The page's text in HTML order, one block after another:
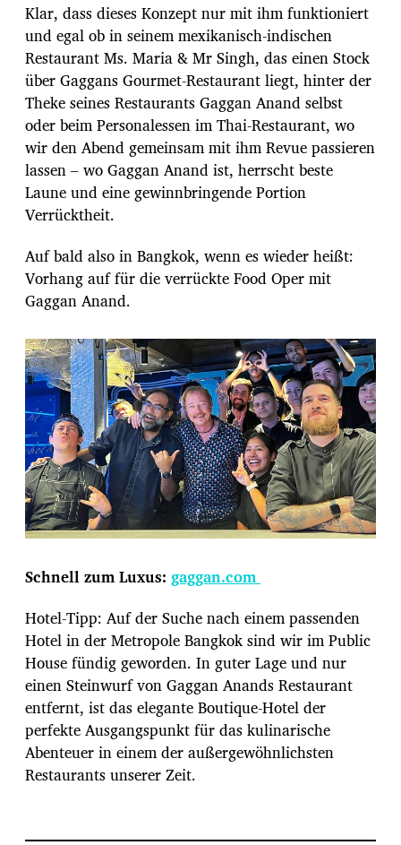
Klar, dass dieses Konzept nur mit ihm funktioniert
und egal ob in seinem mexikanisch-indischen
Restaurant Ms. Maria & Mr Singh, das einen Stock
über Gaggans Gourmet-Restaurant liegt, hinter der
Theke seines Restaurants Gaggan Anand selbst
oder beim Personalessen im Thai-Restaurant, wo
wir den Abend gemeinsam mit ihm Revue passieren
lassen – wo Gaggan Anand ist, herrscht beste
Laune und eine gewinnbringende Portion
Verrücktheit.
Auf bald also in Bangkok, wenn es wieder heißt:
Vorhang auf für die verrückte Food Oper mit
Gaggan Anand.
Schnell zum Luxus: gaggan.com
Hotel-Tipp: Auf der Suche nach einem passenden
Hotel in der Metropole Bangkok sind wir im Public
House fündig geworden. In guter Lage und nur
einen Steinwurf von Gaggan Anands Restaurant
entfernt, ist das elegante Boutique-Hotel der
perfekte Ausgangspunkt für das kulinarische
Abenteuer in einem der außergewöhnlichsten
Restaurants unserer Zeit.